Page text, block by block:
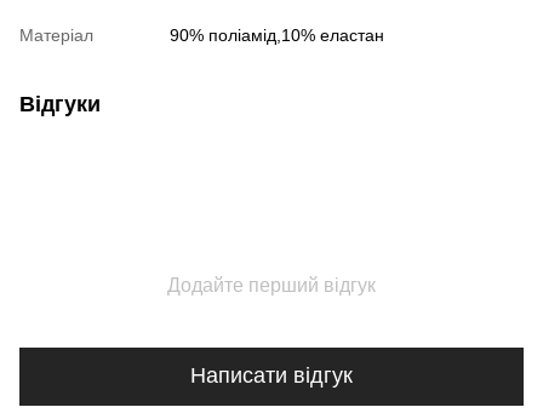
Матеріал 90% поліамід,10% еластан
Відгуки
Додайте перший відгук
Написати відгук